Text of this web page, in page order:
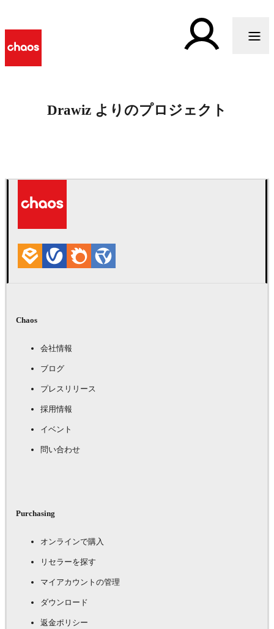
Drawiz よりのプロジェクト
Chaos
会社情報
ブログ
プレスリリース
採用情報
イベント
問い合わせ
Purchasing
オンラインで購入
リセラーを探す
マイアカウントの管理
ダウンロード
返金ポリシー